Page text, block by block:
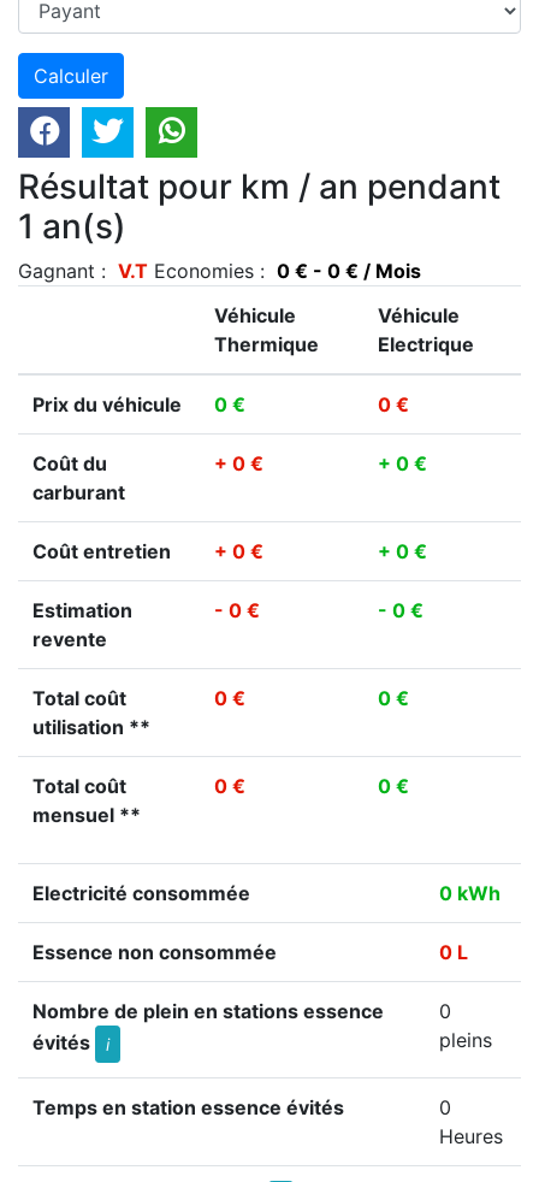
Résultat pour km / an pendant
1 an(s)
Gagnant : V.T Economies : 0 € - 0 € / Mois
Véhicule
Thermique
Véhicule
Electrique
Prix du véhicule 0 € 0 €
Coût du
carburant
+ 0 € + 0 €
Coût entretien + 0 € + 0 €
Estimation
revente
- 0 € - 0 €
Total coût
utilisation **
0 € 0 €
Total coût
mensuel **
0 € 0 €
Electricité consommée 0 kWh
Essence non consommée 0 L
Nombre de plein en stations essence
évités
i
0
pleins
Temps en station essence évités
0
Heures